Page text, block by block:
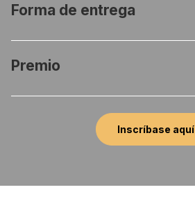
Forma de entrega
Premio
Inscríbase aquí